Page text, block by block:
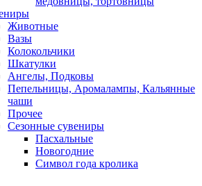
Животные
Вазы
Колокольчики
Шкатулки
Ангелы, Подковы
Пепельницы, Аромалампы, Кальянные
чаши
Прочее
Сезонные сувениры
Пасхальные
Новогодние
Символ года кролика